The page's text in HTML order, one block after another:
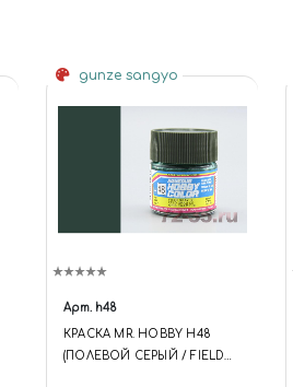
gunze sangyo
Арт. h48
КРАСКА MR. HOBBY H48
(ПОЛЕВОЙ СЕРЫЙ / FIELD